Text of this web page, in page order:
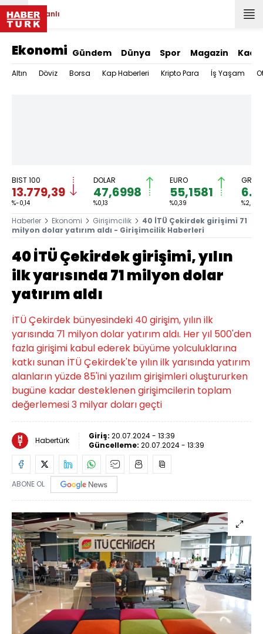
Canlı
Ekonomi Gündem Dünya Spor Magazin
Altın Döviz Borsa Kap Haberleri Kripto Para İş Yaşam
BIST 100
13.779,39
%-0,14
DOLAR
47,6998
%0,13
EURO
55,1581
%0,39 %2,59
Haberler Ekonomi Girişimcilik
40 İTÜ Çekirdek girişimi 71
milyon dolar yatırım aldı - Girişimcilik Haberleri
40 İTÜ Çekirdek girişimi, yılın
ilk yarısında 71 milyon dolar
yatırım aldı
İTÜ Çekirdek bünyesindeki 40 girişim, yılın ilk
yarısında 71 milyon dolar yatırım aldı. Her yıl 500'den
fazla girişimi kabul ederek büyüme yolculuklarına
katkı sunan İTÜ Çekirdek'te yılın ilk yarısında yatırım
alanların yüzde 85'ini yazılım girişimleri oluştururken
bugüne kadar desteklenen girişimcilerin toplam
değerlemesi 3 milyar doları geçti
Habertürk Giriş: 20.07.2024 - 13:39
Güncelleme: 20.07.2024 - 13:39
ABONE OL